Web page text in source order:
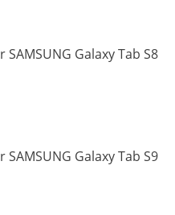
SAMSUNG Galaxy Tab S8
SAMSUNG Galaxy Tab S9